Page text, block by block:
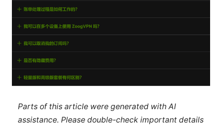
Parts of this article were generated with AI
assistance. Please double-check important details